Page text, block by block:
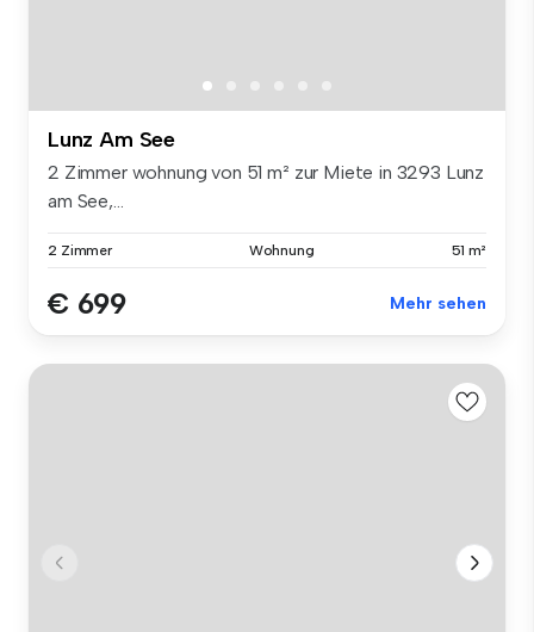
Lunz Am See
2 Zimmer wohnung von 51 m² zur Miete in 3293 Lunz
am See,...
2 Zimmer Wohnung 51 m²
€ 699 Mehr sehen